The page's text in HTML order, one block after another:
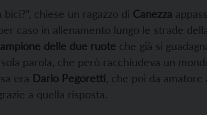
chiese un ragazzo di Canezza
caso in allenamento lungo le strade della
delle due ruote che già si
parola, che però racchiudeva un
era Dario Pegoretti, che poi da amatore
a quella risposta.